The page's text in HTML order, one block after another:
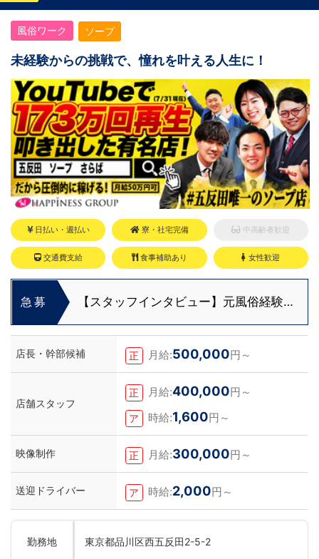
風俗ワーク ソープ
未経験からの挑戦で、憧れを叶える人生に！
日払い・週払い 寮・社宅完備 中高齢者歓迎
交通費支給 食事補助あり 女性歓迎
急募
【スタッフインタビュー】元風俗経験者
アル
店長・幹部候補 正 月給:500,000円～
店舗スタッフ
正 月給:400,000円～
ア 時給:1,600円～
映像制作 正 月給:300,000円～
送迎ドライバー ア 時給:2,000円～
勤務地 東京都品川区西五反田2-5-2